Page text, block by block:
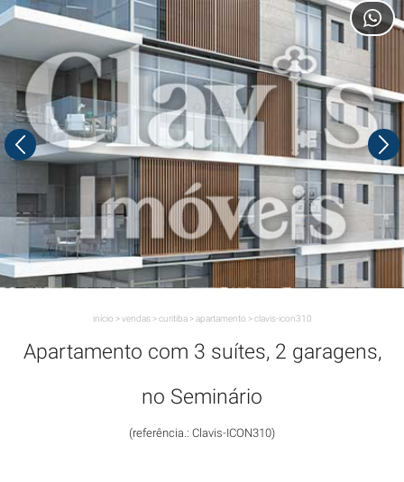
início >vendas>curitiba>apartamento >clavis-icon310
Apartamento com 3 suítes, 2 garagens,
no Seminário
(referência.: Clavis-ICON310)